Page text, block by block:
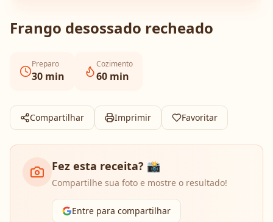
Frango desossado recheado
Preparo
30 min
Cozimento
60 min
Compartilhar Imprimir Favoritar
Fez esta receita? 📸
Compartilhe sua foto e mostre o resultado!
Entre para compartilhar